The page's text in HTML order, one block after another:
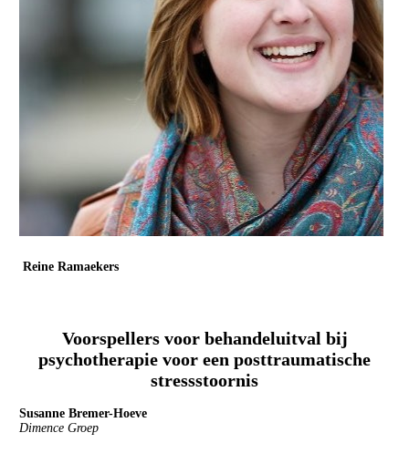
Reine Ramaekers
Voorspellers voor behandeluitval bij
psychotherapie voor een posttraumatische
stressstoornis
Susanne Bremer-Hoeve
Dimence Groep